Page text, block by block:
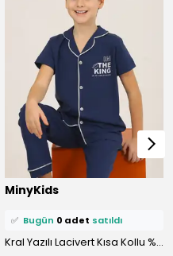
MinyKids
⭐️ Bu ürünü7 kişifavoriledi!
2 kişi
✅ Bugün 0 adet satıldı
Kral Yazılı Lacivert Kısa Kollu %100 Pamuklu Erkek Çocuk Pijama Takım